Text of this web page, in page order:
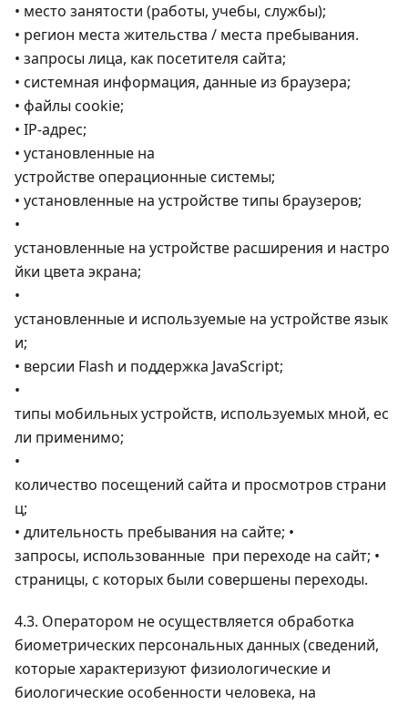
• место занятости (работы, учебы, службы);
• регион места жительства / места пребывания.
• запросы лица, как посетителя сайта;
• системная информация, данные из браузера;
• файлы cookie;
• IP-адрес;
• установленные на
устройстве операционные системы;
• установленные на устройстве типы браузеров;
•
установленные на устройстве расширения и настро
йки цвета экрана;
•
установленные и используемые на устройстве язык
и;
• версии Flash и поддержка JavaScript;
•
типы мобильных устройств, используемых мной, ес
ли применимо;
•
количество посещений сайта и просмотров страни
ц;
• длительность пребывания на сайте; •
запросы, использованные при переходе на сайт; •
страницы, с которых были совершены переходы.
4.3. Оператором не осуществляется обработка
биометрических персональных данных (сведений,
которые характеризуют физиологические и
биологические особенности человека, на